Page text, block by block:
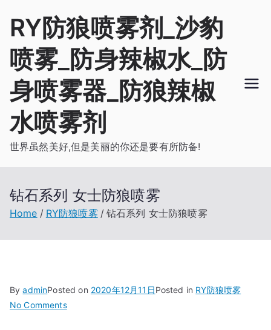
RY防狼喷雾剂_沙豹
喷雾_防身辣椒水_防
身喷雾器_防狼辣椒
水喷雾剂
世界虽然美好,但是美丽的你还是要有所防备!
钻石系列 女士防狼喷雾
Home RY防狼喷雾 钻石系列 女士防狼喷雾
ByadminPosted on 2020年12月11日Posted in RY防狼喷雾
No Commentson